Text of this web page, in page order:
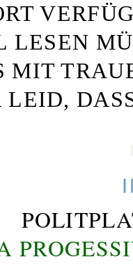
MIT
LEID,